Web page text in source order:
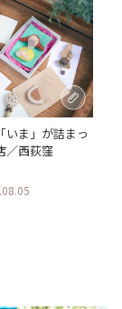
いま」が詰まっ
／西荻窪